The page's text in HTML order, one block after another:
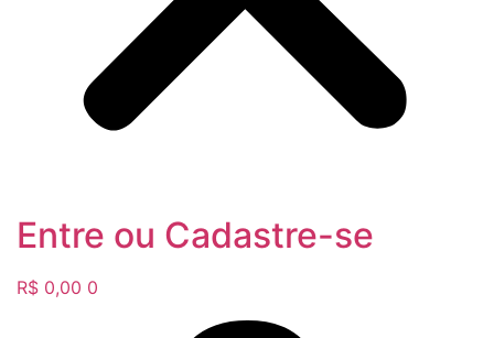
Entre ou Cadastre-se
R$ 0,00 0